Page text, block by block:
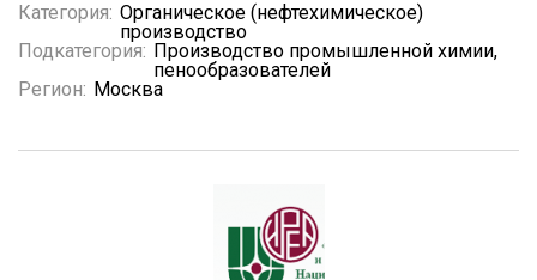
Категория: Органическое (нефтехимическое)
производство
Подкатегория: Производство промышленной химии,
пенообразователей
Регион: Москва